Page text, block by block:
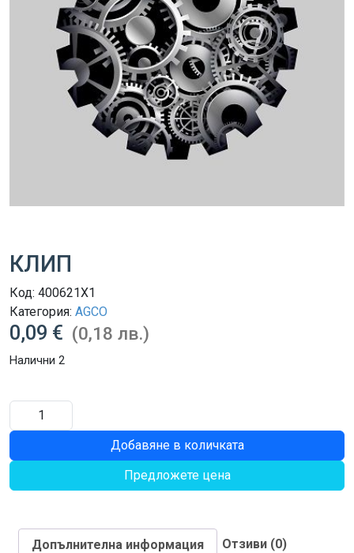
КЛИП
Код: 400621X1
Категория: AGCO
0,09 € (0,18 лв.)
Налични 2
количество
за
Добавяне в количката
Предложете цена
Допълнителна информация Отзиви (0)